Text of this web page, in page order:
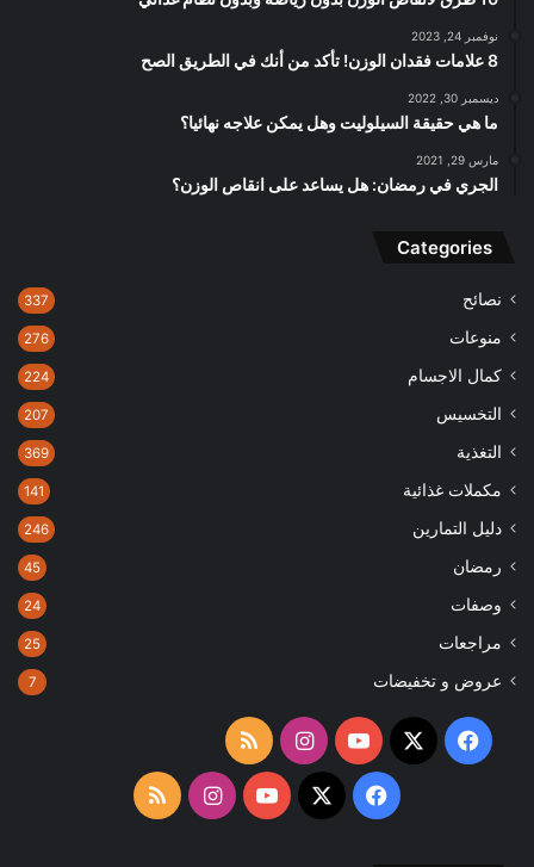
نوفمبر 24, 2023
8 علامات فقدان الوزن! تأكد من أنك في الطريق الصح
ديسمبر 30, 2022
ما هي حقيقة السيلوليت وهل يمكن علاجه نهائيا؟
مارس 29, 2021
الجري في رمضان: هل يساعد على انقاص الوزن؟
Categories
نصائح 337
منوعات 276
كمال الاجسام 224
التخسيس 207
التغذية 369
مكملات غذائية 141
دليل التمارين 246
رمضان 45
وصفات 24
مراجعات 25
عروض و تخفيضات 7
فيسبوك
‫X
‫YouTubeانستقرامملخص
الموقع
فيسبوك
‫X
‫YouTubeانستقرامملخص